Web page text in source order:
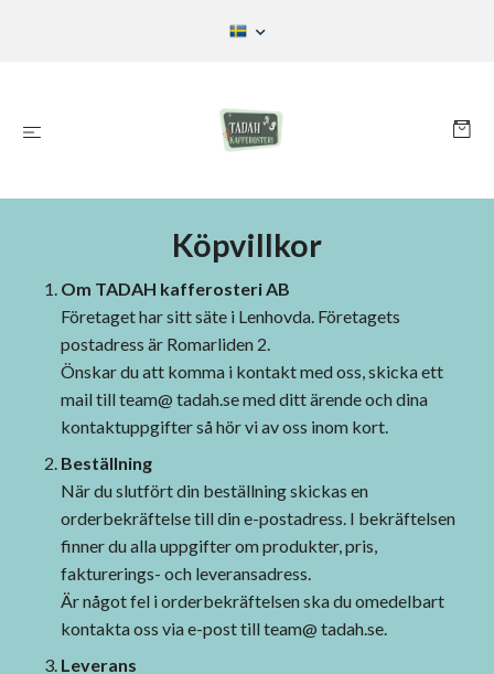
Köpvillkor
Om TADAH kafferosteri AB
Företaget har sitt säte i Lenhovda. Företagets
postadress är Romarliden 2.
Önskar du att komma i kontakt med oss, skicka ett
mail tillteam@ tadah.semed ditt ärende och dina
kontaktuppgifter så hör vi av oss inom kort.
Beställning
När du slutfört din beställning skickas en
orderbekräftelse till din e-postadress. I bekräftelsen
finner du alla uppgifter om produkter, pris,
fakturerings- och leveransadress.
Är något fel i orderbekräftelsen ska du omedelbart
kontakta oss via e-post tillteam@ tadah.se.
Leverans